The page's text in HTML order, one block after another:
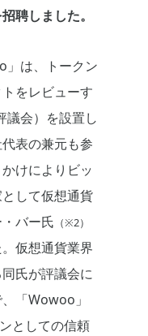
聘しました。
」は、トークン
をレビューす
会）を設置し
表の兼元も参
けによりビッ
して仮想通貨
バー氏 （※2）
仮想通貨業界
氏が評議会に
「Wowoo」
としての信頼